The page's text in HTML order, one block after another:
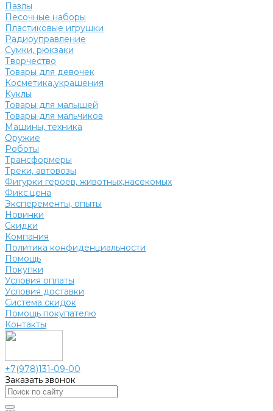
Пазлы
Песочные наборы
Пластиковые игрушки
Радиоуправление
Сумки, рюкзаки
Творчество
Товары для девочек
Косметика,украшения
Куклы
Товары для малышей
Товары для мальчиков
Машины, техника
Оружие
Роботы
Трансформеры
Треки, автовозы
Фигурки героев, животных,насекомых
Фикс.цена
Эксперементы, опыты
Новинки
Скидки
Компания
Политика конфиденциальности
Помощь
Покупки
Условия оплаты
Условия доставки
Система скидок
Помощь покупателю
Контакты
+7(978)131-09-00
Заказать звонок